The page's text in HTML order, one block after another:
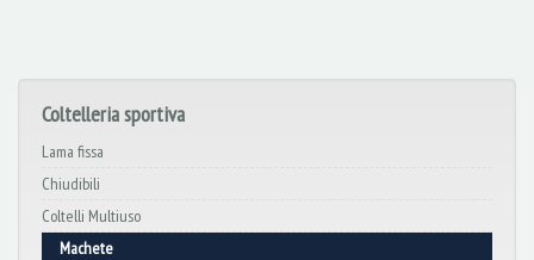
Coltelleria sportiva
Lama fissa
Chiudibili
Coltelli Multiuso
Machete